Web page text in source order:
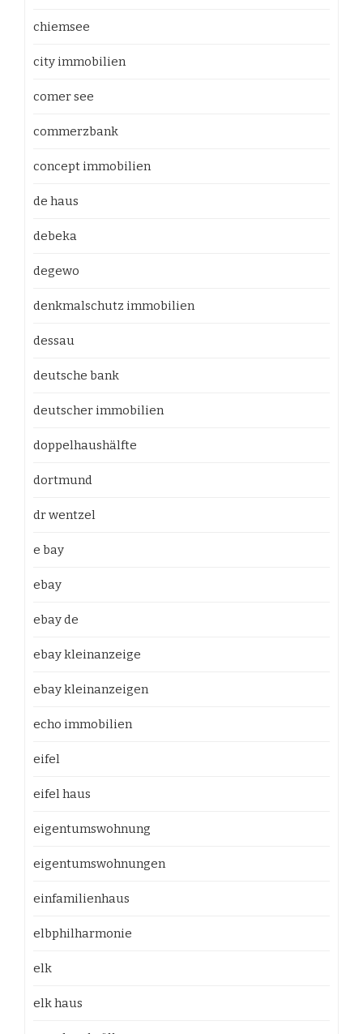
chiemsee
city immobilien
comer see
commerzbank
concept immobilien
de haus
debeka
degewo
denkmalschutz immobilien
dessau
deutsche bank
deutscher immobilien
doppelhaushälfte
dortmund
dr wentzel
e bay
ebay
ebay de
ebay kleinanzeige
ebay kleinanzeigen
echo immobilien
eifel
eifel haus
eigentumswohnung
eigentumswohnungen
einfamilienhaus
elbphilharmonie
elk
elk haus